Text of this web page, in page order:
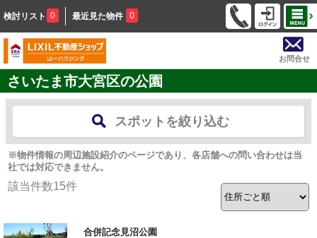
検討リスト 0 最近見た物件 0
お問合せ
さいたま市大宮区の公園
スポットを絞り込む
※物件情報の周辺施設紹介のページであり、各店舗への問い合わせは当
社では対応できません。
該当件数15件
合併記念見沼公園